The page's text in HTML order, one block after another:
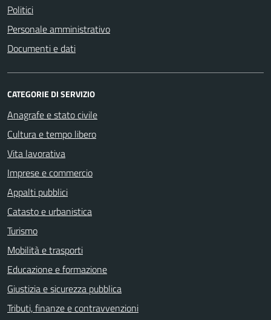
Politici
Personale amministrativo
Documenti e dati
CATEGORIE DI SERVIZIO
Anagrafe e stato civile
Cultura e tempo libero
Vita lavorativa
Imprese e commercio
Appalti pubblici
Catasto e urbanistica
Turismo
Mobilità e trasporti
Educazione e formazione
Giustizia e sicurezza pubblica
Tributi, finanze e contravvenzioni